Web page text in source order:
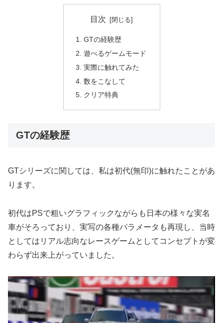
目次
GTの経験歴
遊べるゲームモード
実際に触れてみた
数をこなして
クリア特典
GTの経験歴
GTシリーズに関しては、私は初代(無印)に触れたことがあ
ります。
初代はPSで粗いグラフィックながらも日本の様々な実名
車がそろっており、実写の各種パラメータも再現し、当時
としてはリアル志向なレースゲームとしてコンセプトが変
わらず出来上がっていました。